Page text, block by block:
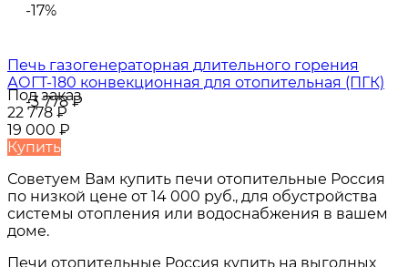
-17%
-3 778₽
Печь газогенераторная длительного горения
АОГТ-180 конвекционная для отопительная (ПГК)
Под заказ
22 778₽
19 000 ₽
Купить
Советуем Вам купить печи отопительные Россия
по низкой цене от 14 000 руб., для обустройства
системы отопления или водоснабжения в вашем
доме.
Печи отопительные Россия купить на выгодных